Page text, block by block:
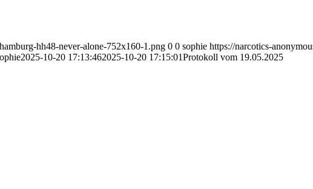
hh48-never-alone-752x160-1.png 0 0 sophie https://narcotics-
2025-10-20 17:13:462025-10-20 17:15:01Protokoll vom 19.05.2025